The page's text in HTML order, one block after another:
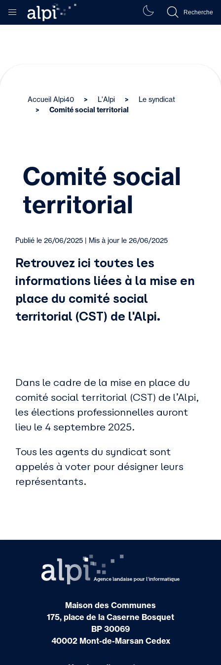
Recherche
Accueil Alpi40 L'Alpi
Le syndicat
Comité social territorial
Comité social
territorial
Publié le 26/06/2025 | Mis à jour le 26/06/2025
Retrouvez ici toutes les
informations liées à la mise en
place du comité social
territorial (CST) de l'Alpi.
Dans le cadre de la mise en place du
comité social territorial (CST) de l’Alpi,
les élections professionnelles auront
lieu le 4 septembre 2025.
Tous les agents du syndicat sont
appelés à voter pour désigner leurs
représentants.
Maison des Communes
175, place de la Caserne Bosquet
BP 30069
40002 Mont-de-Marsan Cedex